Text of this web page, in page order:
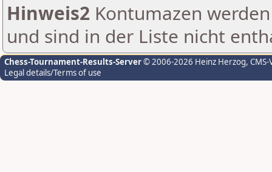
Hinweis2 Kontumazen
und sind in der Liste nicht
Chess-Tournament-Results-Server© 2006-2026 Heinz Herzog,
Legal details/Terms of use